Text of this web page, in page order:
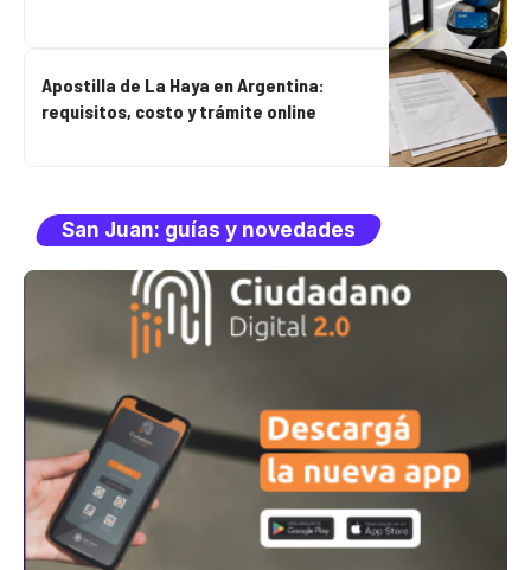
San Juan: guías y novedades
Apostilla de La Haya en Argentina:
requisitos, costo y trámite online